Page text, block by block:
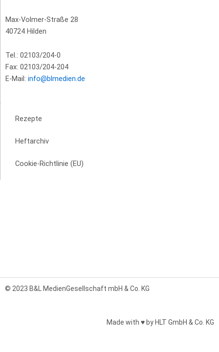
Max-Volmer-Straße 28
40724 Hilden
Tel.: 02103/204-0
Fax: 02103/204-204
E-Mail: info@blmedien.de
Rezepte
Heftarchiv
Cookie-Richtlinie (EU)
© 2023 B&L MedienGesellschaft mbH & Co. KG
Made with ♥ by HLT GmbH & Co. KG